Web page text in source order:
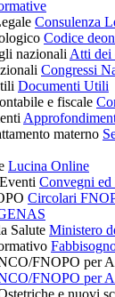
Consulenza
Codice
nazionali Atti dei
Congressi
Documenti Utili
e fiscale
materno
Lucina Online
Convegni ed
Circolari
Salute Ministero
FNOPO per
FNOPO per
e nuovi